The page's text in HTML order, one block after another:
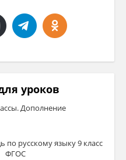
уроков
Дополнение
по русскому языку 9 класс
ФГОС